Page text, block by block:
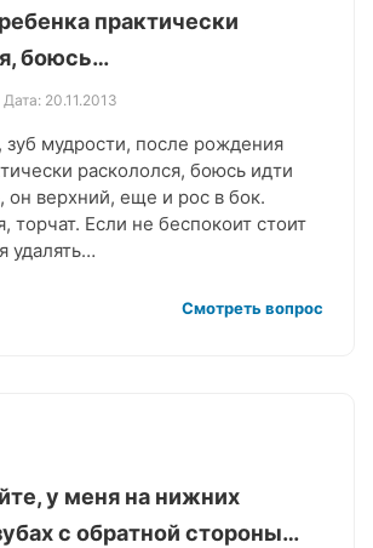
практически
боюсь…
| Дата: 20.11.2013
мудрости, после рождения
раскололся, боюсь идти
он верхний, еще и рос в бок.
торчат. Если не беспокоит стоит
удалять…
Смотреть вопрос
у меня на нижних
с обратной стороны…